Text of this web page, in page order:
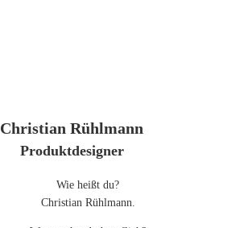
Christian Rühlmann
Produktdesigner
Wie heißt du?
Christian Rühlmann.